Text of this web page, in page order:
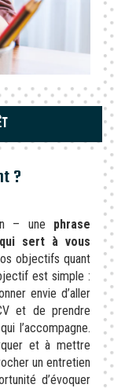
?
– une phrase
sert à vous
objectifs quant
est simple :
envie d’aller
et de prendre
qui l’accompagne.
et à mettre
un entretien
d’évoquer